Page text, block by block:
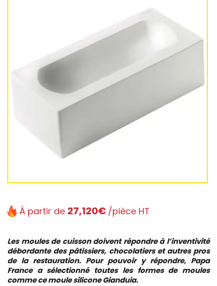
À partir de 27,120€ /pièce HT
Les moules de cuisson doivent répondre à l’inventivité
débordante des pâtissiers, chocolatiers et autres pros
de la restauration. Pour pouvoir y répondre, Papa
France a sélectionné toutes les formes de moules
comme ce moule silicone Gianduia.